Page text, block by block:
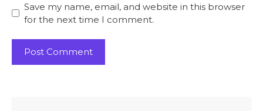
Save my name, email, and website in this browser
for the next time I comment.